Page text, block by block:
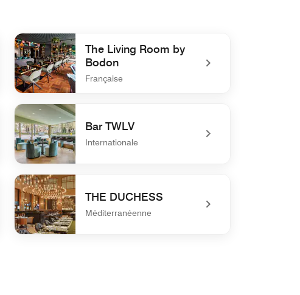
The Living Room by
Bodon
Française
undefined The Living Room by Bodon
Bar TWLV
Internationale
undefined Bar TWLV
THE DUCHESS
Méditerranéenne